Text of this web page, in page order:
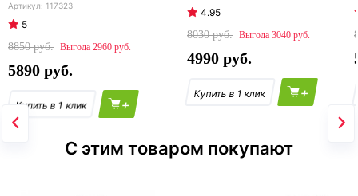
117323
5
8850
2960
5890
+
4.95
8030
3040
4990
+
С этим товаром покупают